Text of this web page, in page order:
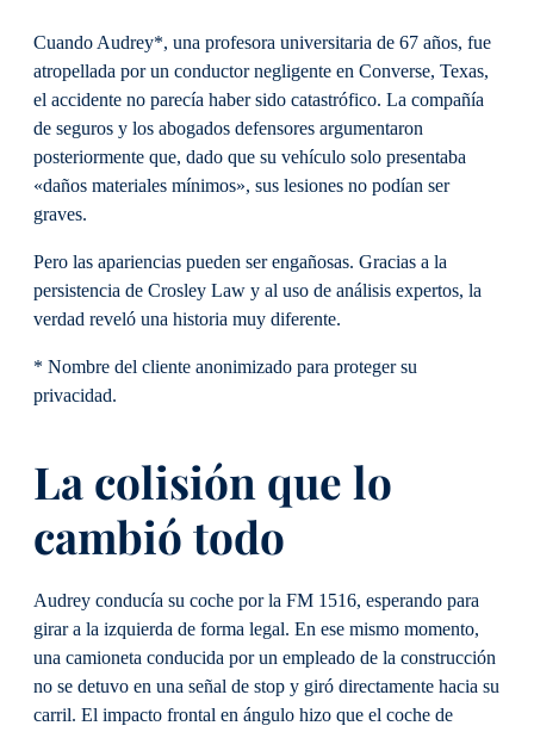
Cuando Audrey*, una profesora universitaria de 67 años, fue
atropellada por un conductor negligente en Converse, Texas,
el accidente no parecía haber sido catastrófico. La compañía
de seguros y los abogados defensores argumentaron
posteriormente que, dado que su vehículo solo presentaba
«daños materiales mínimos», sus lesiones no podían ser
graves.
Pero las apariencias pueden ser engañosas. Gracias a la
persistencia de Crosley Law y al uso de análisis expertos, la
verdad reveló una historia muy diferente.
* Nombre del cliente anonimizado para proteger su
privacidad.
La colisión que lo
cambió todo
Audrey conducía su coche por la FM 1516, esperando para
girar a la izquierda de forma legal. En ese mismo momento,
una camioneta conducida por un empleado de la construcción
no se detuvo en una señal de stop y giró directamente hacia su
carril. El impacto frontal en ángulo hizo que el coche de